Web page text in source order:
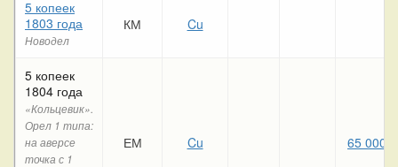
5 копеек
1803 года
Новодел
КМ Cu
5 копеек
1804 года
«Кольцевик».
Орел 1 типа:
на аверсе
точка с 1
ЕМ Cu 65 000